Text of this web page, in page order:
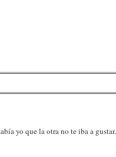
yo que la otra no te iba a